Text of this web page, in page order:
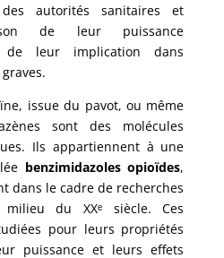
autorités sanitaires et
de leur puissance
de leur implication dans
issue du pavot, ou même
sont des molécules
Ils appartiennent à une
benzimidazoles opioïdes,
dans le cadre de recherches
milieu du XXᵉ siècle. Ces
pour leurs propriétés
puissance et leurs effets